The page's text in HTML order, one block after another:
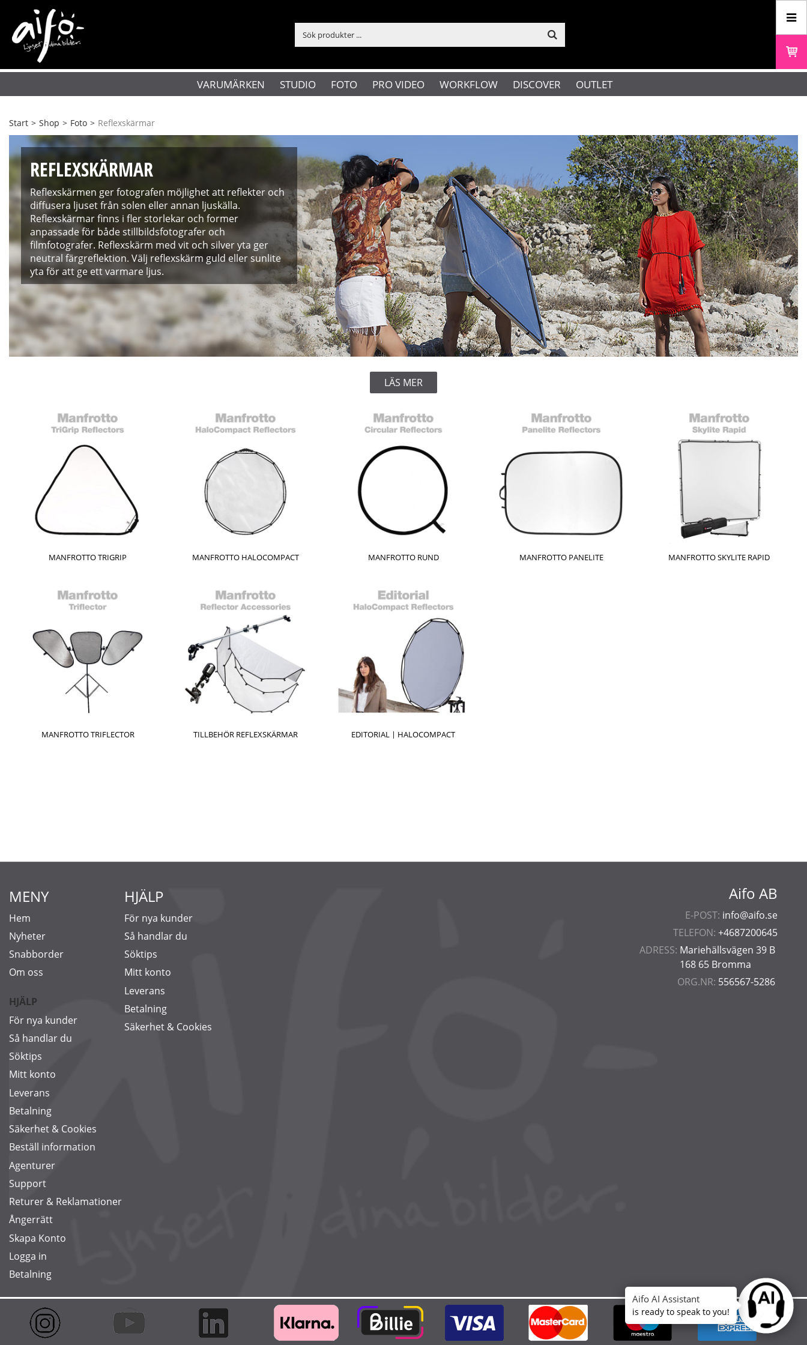
VARUMÄRKEN STUDIO FOTO PRO VIDEO WORKFLOW DISCOVER OUTLET
Start > Shop > Foto > Reflexskärmar
REFLEXSKÄRMAR
Reflexskärmen ger fotografen möjlighet att reflekter och
diffusera ljuset från solen eller annan ljuskälla.
Reflexskärmar finns i fler storlekar och former
anpassade för både stillbildsfotografer och
filmfotografer. Reflexskärm med vit och silver yta ger
neutral färgreflektion. Välj reflexskärm guld eller sunlite
yta för att ge ett varmare ljus.
LÄS MER
MANFROTTO TRIGRIP MANFROTTO HALOCOMPACT MANFROTTO RUND MANFROTTO PANELITE MANFROTTO SKYLITE RAPID
MANFROTTO TRIFLECTOR TILLBEHÖR REFLEXSKÄRMAR EDITORIAL | HALOCOMPACT
Aifo AB
E-POST: info@aifo.se
TELEFON: +4687200645
ADRESS: Mariehällsvägen 39 B
168 65 Bromma
ORG.NR: 556567-5286
MENY
Hem
Nyheter
Snabborder
Om oss
HJÄLP
För nya kunder
Så handlar du
Söktips
Mitt konto
Leverans
Betalning
Säkerhet & Cookies
Beställ information
Agenturer
Support
Returer & Reklamationer
Ångerrätt
Skapa Konto
Logga in
Betalning
HJÄLP
För nya kunder
Så handlar du
Söktips
Mitt konto
Leverans
Betalning
Säkerhet & Cookies
Ask
Aifo AI Assistant
is ready to speak to you!